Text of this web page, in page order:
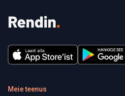
Meie teenus